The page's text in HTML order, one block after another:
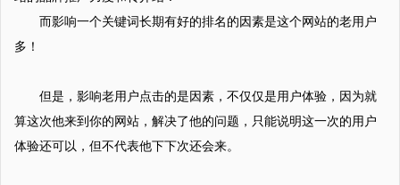
而影响一个关键词长期有好的排名的因素是这个网站的老用户
多！
但是，影响老用户点击的是因素，不仅仅是用户体验，因为就
算这次他来到你的网站，解决了他的问题，只能说明这一次的用户
体验还可以，但不代表他下下次还会来。